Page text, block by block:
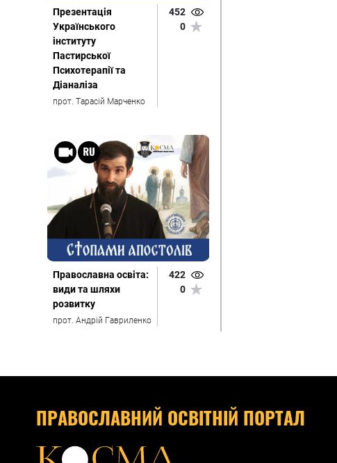
Презентація
Українського
інституту
Пастирської
Психотерапії та
Діаналіза
прот. Тарасій Марченко
452
0
Православна освіта:
види та шляхи
розвитку
прот. Андрій Гавриленко
422
0
ПРАВОСЛАВНИЙ ОСВІТНІЙ ПОРТАЛ